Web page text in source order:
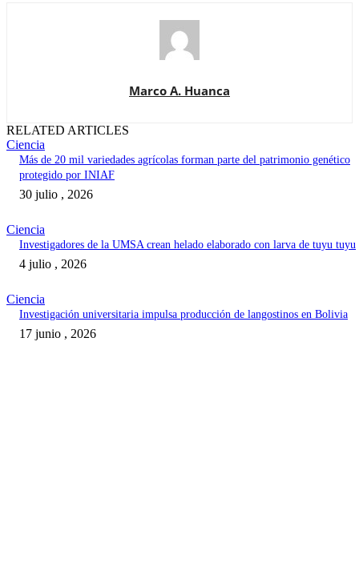
Marco A. Huanca
RELATED ARTICLES
Ciencia
Más de 20 mil variedades agrícolas forman parte del patrimonio genético
protegido por INIAF
30 julio , 2026
Ciencia
Investigadores de la UMSA crean helado elaborado con larva de tuyu tuyu
4 julio , 2026
Ciencia
Investigación universitaria impulsa producción de langostinos en Bolivia
17 junio , 2026